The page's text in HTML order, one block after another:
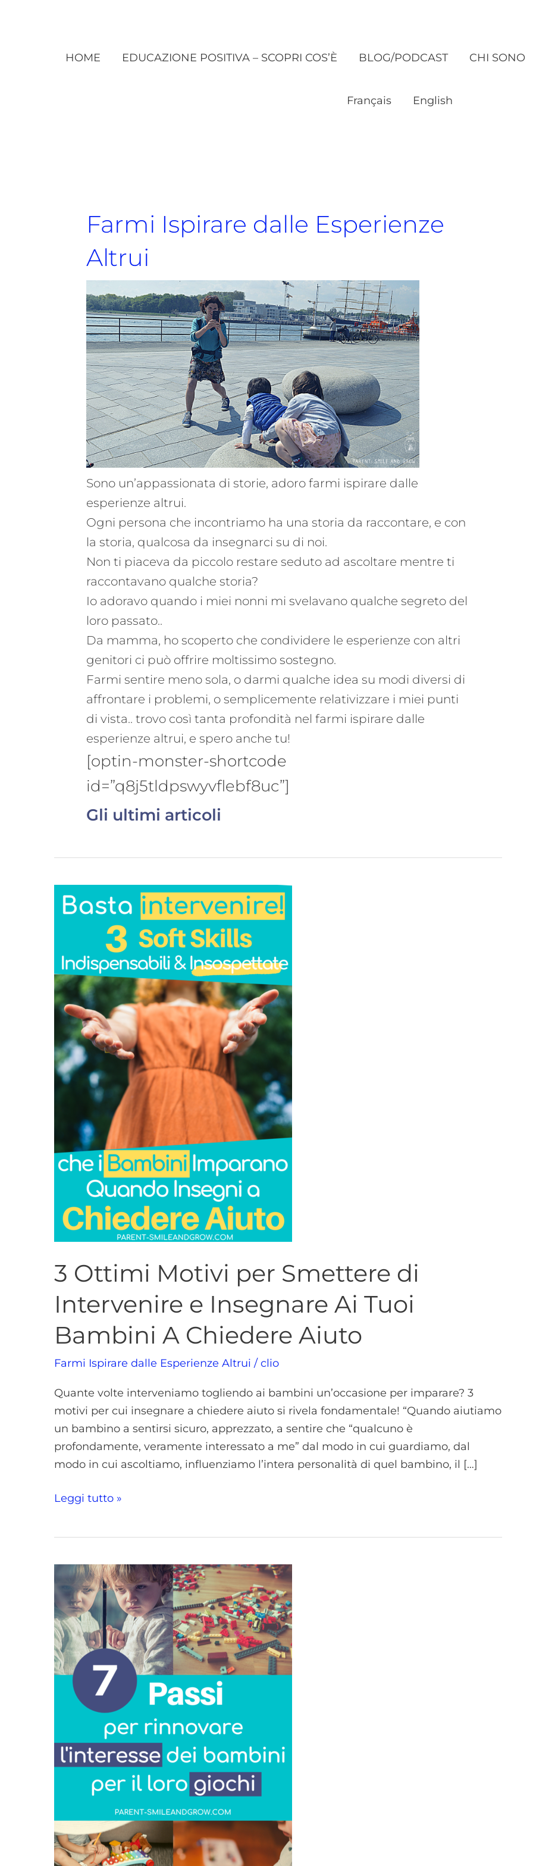
HOME EDUCAZIONE POSITIVA – SCOPRI COS’È BLOG/PODCAST CHI SONO
Français English
Farmi Ispirare dalle Esperienze
Altrui
Sono un’appassionata di storie, adoro farmi ispirare dalle
esperienze altrui.
Ogni persona che incontriamo ha una storia da raccontare, e con
la storia, qualcosa da insegnarci su di noi.
Non ti piaceva da piccolo restare seduto ad ascoltare mentre ti
raccontavano qualche storia?
Io adoravo quando i miei nonni mi svelavano qualche segreto del
loro passato..
Da mamma, ho scoperto che condividere le esperienze con altri
genitori ci può offrire moltissimo sostegno.
Farmi sentire meno sola, o darmi qualche idea su modi diversi di
affrontare i problemi, o semplicemente relativizzare i miei punti
di vista.. trovo così tanta profondità nel farmi ispirare dalle
esperienze altrui, e spero anche tu!
[optin-monster-shortcode
id=”q8j5tldpswyvflebf8uc”]
Gli ultimi articoli
3 Ottimi Motivi per Smettere di
Intervenire e Insegnare Ai Tuoi
Bambini A Chiedere Aiuto
Farmi Ispirare dalle Esperienze Altrui / clio
Quante volte interveniamo togliendo ai bambini un’occasione per imparare? 3
motivi per cui insegnare a chiedere aiuto si rivela fondamentale! “Quando aiutiamo
un bambino a sentirsi sicuro, apprezzato, a sentire che “qualcuno è
profondamente, veramente interessato a me” dal modo in cui guardiamo, dal
modo in cui ascoltiamo, influenziamo l’intera personalità di quel bambino, il […]
Ottimi
Smettere
di
Intervenire
Insegnare
Ai
Tuoi
Bambini
Chiedere
Aiuto
Leggi tutto »
Tuo
Figlio
Ha
Un
Sacco
di
Giocattoli
Passi
L’Interesse
Dei
Tuoi